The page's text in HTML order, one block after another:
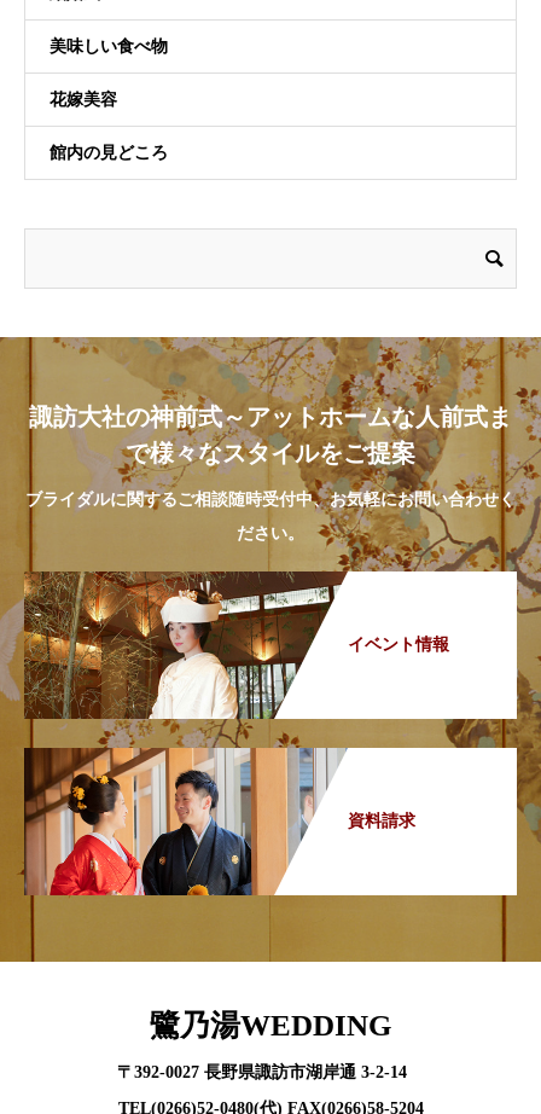
美味しい食べ物
花嫁美容
館内の見どころ
諏訪大社の神前式～アットホームな人前式ま
で様々なスタイルをご提案
ブライダルに関するご相談随時受付中、お気軽にお問い合わせく
ださい。
イベント情報
資料請求
鷺乃湯WEDDING
〒392-0027 長野県諏訪市湖岸通 3-2-14
TEL(0266)52-0480(代) FAX(0266)58-5204